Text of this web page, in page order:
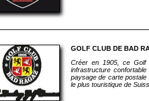
GOLF CLUB DE BAD
Créer en 1905, ce Golf
infrastructure
paysage de carte postale
le plus touristique de